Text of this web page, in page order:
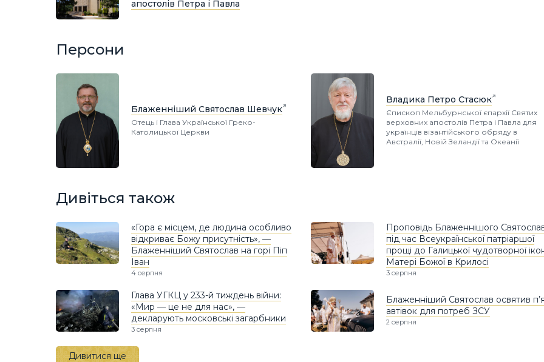
апостолів Петра і Павла
Персони
Блаженніший Святослав Шевчук
Отець і Глава Української Греко-
Католицької Церкви
Владика Петро Стасюк
Єпископ Мельбурнської єпархії Святих
верховних апостолів Петра і Павла для
українців візантійського обряду в
Австралії, Новій Зеландії та Океанії
Дивіться також
«Гора є місцем, де людина особливо
відкриває Божу присутність», —
Блаженніший Святослав на горі Піп
Іван
4 серпня
Проповідь Блаженнішого
під час Всеукраїнської патріаршої
прощі до Галицької чудотворної
Матері Божої в Крилосі
3 серпня
Глава УГКЦ у 233-й тиждень війни:
«Мир — це не для нас», —
декларують московські загарбники
3 серпня
Блаженніший Святослав освятив
автівок для потреб ЗСУ
2 серпня
Дивитися ще